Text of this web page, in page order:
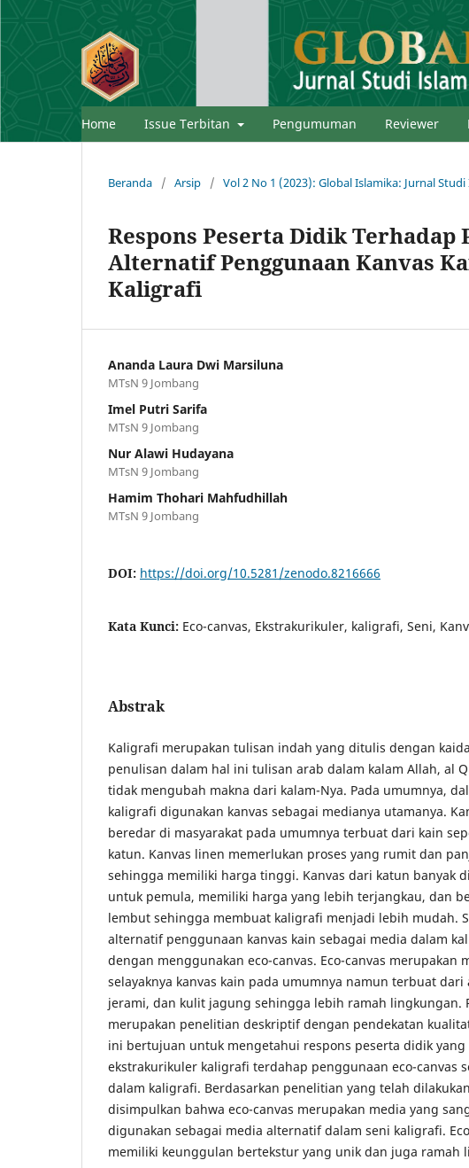
Home Issue Terbitan Pengumuman Reviewer
Beranda / Arsip / Vol 2 No 1 (2023): Global Islamika: Jurnal
Respons Peserta Didik Terhadap
Alternatif Penggunaan Kanvas
Kaligrafi
Ananda Laura Dwi Marsiluna
MTsN 9 Jombang
Imel Putri Sarifa
MTsN 9 Jombang
Nur Alawi Hudayana
MTsN 9 Jombang
Hamim Thohari Mahfudhillah
MTsN 9 Jombang
DOI: https://doi.org/10.5281/zenodo.8216666
Kata Kunci: Eco-canvas, Ekstrakurikuler, kaligrafi, Seni,
Abstrak
Kaligrafi merupakan tulisan indah yang ditulis dengan
penulisan dalam hal ini tulisan arab dalam kalam Allah, al
tidak mengubah makna dari kalam-Nya. Pada umumnya,
kaligrafi digunakan kanvas sebagai medianya utamanya.
beredar di masyarakat pada umumnya terbuat dari kain
katun. Kanvas linen memerlukan proses yang rumit dan
sehingga memiliki harga tinggi. Kanvas dari katun banyak
untuk pemula, memiliki harga yang lebih terjangkau, dan
lembut sehingga membuat kaligrafi menjadi lebih mudah.
alternatif penggunaan kanvas kain sebagai media dalam
dengan menggunakan eco-canvas. Eco-canvas merupakan
selayaknya kanvas kain pada umumnya namun terbuat dari
jerami, dan kulit jagung sehingga lebih ramah lingkungan.
merupakan penelitian deskriptif dengan pendekatan
ini bertujuan untuk mengetahui respons peserta didik
ekstrakurikuler kaligrafi terdahap penggunaan eco-canvas
dalam kaligrafi. Berdasarkan penelitian yang telah
disimpulkan bahwa eco-canvas merupakan media yang
digunakan sebagai media alternatif dalam seni kaligrafi.
memiliki keunggulan bertekstur yang unik dan juga ramah